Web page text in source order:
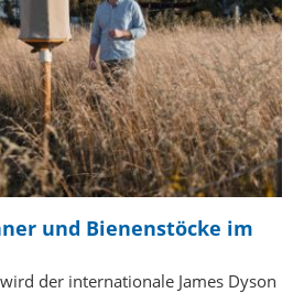
und Bienenstöcke im
der internationale James Dyson